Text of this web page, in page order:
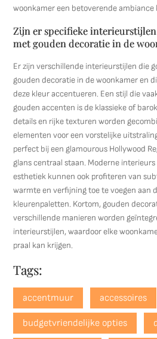
woonkamer een betoverende ambiance
Zijn er specifieke interieurstijlen
met gouden decoratie in de
Er zijn verschillende interieurstijlen die
gouden decoratie in de woonkamer en
deze kleur accentueren. Een stijl die
gouden accenten is de klassieke of
details en rijke texturen worden
elementen voor een vorstelijke
perfect bij een glamourous Hollywood
glans centraal staan. Moderne
esthetiek kunnen ook profiteren van
warmte en verfijning toe te voegen aan
kleurenpaletten. Kortom, gouden
verschillende manieren worden
interieurstijlen, waardoor elke
praal kan krijgen.
Tags:
accentmuur accessoires
budgetvriendelijke opties